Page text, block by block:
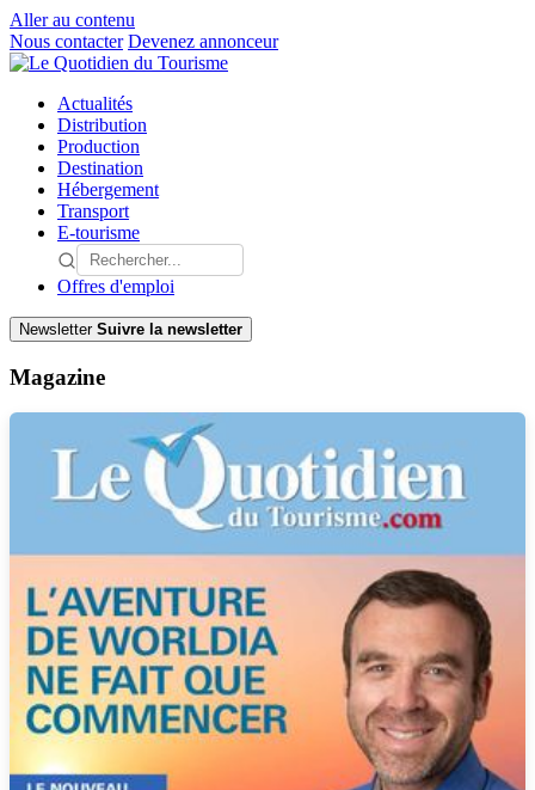
Aller au contenu
Nous contacter Devenez annonceur
Actualités
Distribution
Production
Destination
Hébergement
Transport
E-tourisme
Offres d'emploi
Newsletter Suivre la newsletter
Magazine